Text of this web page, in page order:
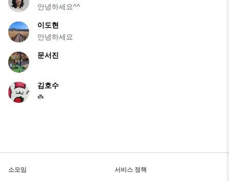
안녕하세요^^
이도현
안녕하세요
문서진
김호수
☘️
소모임 서비스 정책